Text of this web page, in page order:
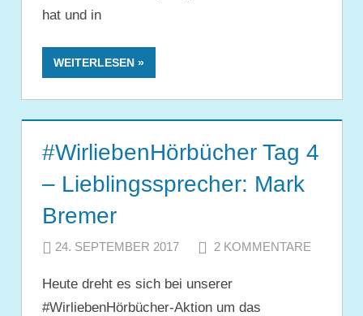
hat und in
WEITERLESEN
#WirliebenHörbücher Tag 4
– Lieblingssprecher: Mark
Bremer
24. SEPTEMBER 2017 JULIA
2 KOMMENTARE
Heute dreht es sich bei unserer
#WirliebenHörbücher-Aktion um das